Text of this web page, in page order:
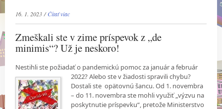
16. 1. 2023 /Čítať viac
Zmeškali ste v zime príspevok z „de
minimis“? Už je neskoro!
Nestihli ste požiadať o pandemickú pomoc za január a február
2022? Alebo ste v žiadostispravili chybu?
Dostali ste opätovnú šancu. Od 1. novembra
– do 11. novembra ste mohli využiť „výzvu na
poskytnutie príspevku“, pretože Ministerstvo